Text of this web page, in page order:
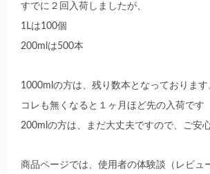
すでに２回入荷しましたが、
1Lは100個
200mlは500本
1000mlの方は、残り数本となっております
コレも無くなると１ヶ月ほど先の入荷です
200mlの方は、まだ大丈夫ですので、ご安
商品ページでは、使用者の体験談（レビュ